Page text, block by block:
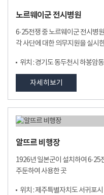
노르웨이군 전시병원
6·25전쟁 중 노르웨이군 전시병
각 사단에 대한 의무지원을 실시
위치 : 경기도 동두천시 하봉암
자세히보기
알뜨르 비행장
1926년 일본군이 설치하여 6·25
주둔하여 사용한 곳
위치 : 제주특별자치도 서귀포